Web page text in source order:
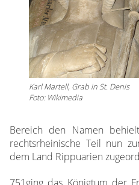
Karl Martell, Grab in St. Denis
Foto: Wikimedia
Bereich den Namen
rechtsrheinische Teil nun
dem Land Rippuarien